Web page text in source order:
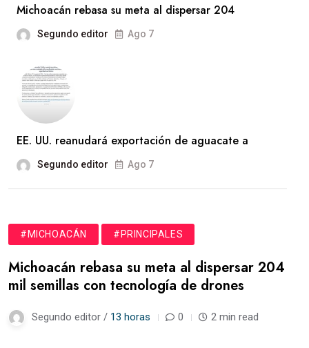
Michoacán rebasa su meta al dispersar 204
Segundo editor Ago 7
EE. UU. reanudará exportación de aguacate a
Segundo editor Ago 7
#MICHOACÁN #PRINCIPALES
Michoacán rebasa su meta al dispersar 204
mil semillas con tecnología de drones
Segundo editor / 13 horas 0 2 min read